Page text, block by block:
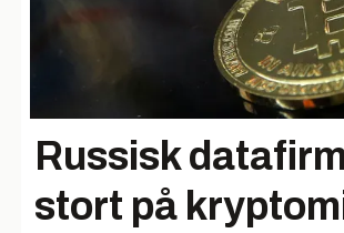
Russisk
stort på